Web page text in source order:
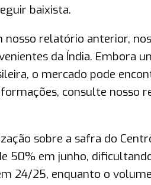
baixista.
nosso relatório anterior,
da Índia. Embora
o mercado pode
consulte nosso
sobre a safra do
50% em junho,
24/25, enquanto o